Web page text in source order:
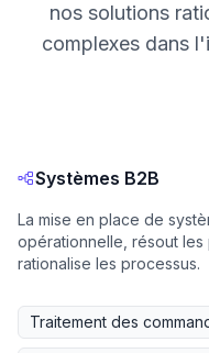
nos solutions
complexes dans
Systèmes B2B
La mise en place de
opérationnelle, résout
rationalise les processus.
Traitement des